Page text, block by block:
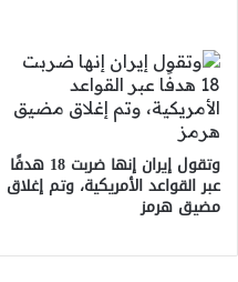
وتقول إيران إنها ضربت 18 هدفًا
عبر القواعد الأمريكية، وتم إغلاق
مضيق هرمز